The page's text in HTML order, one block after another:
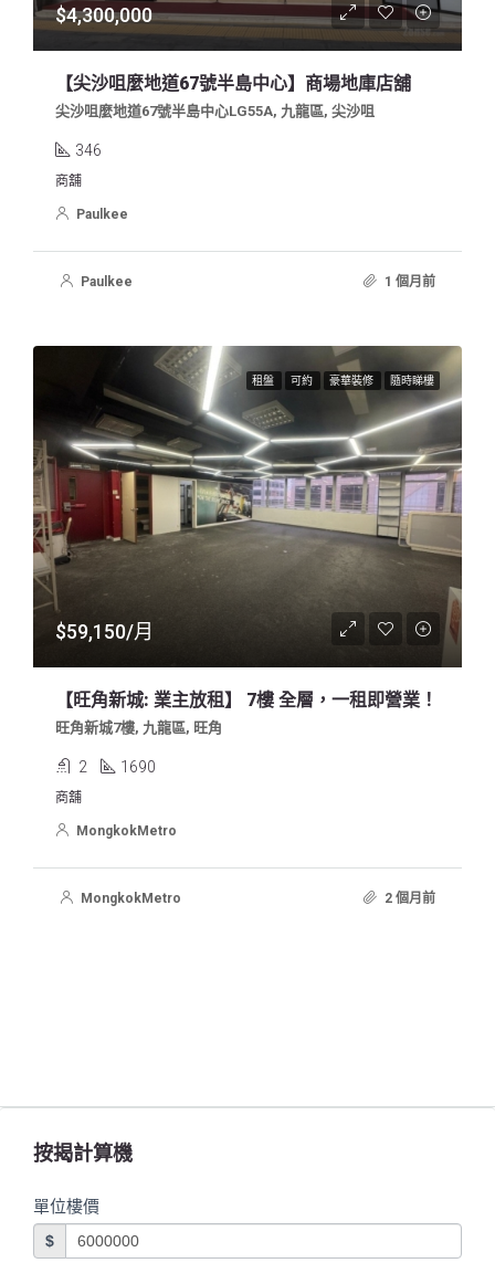
$4,300,000
【尖沙咀麼地道67號半島中心】商場地庫店舖
尖沙咀麼地道67號半島中心LG55A, 九龍區, 尖沙咀
346
商舖
Paulkee
Paulkee 1 個月前
租盤 可約 豪華裝修 隨時睇樓
$59,150/月
【旺角新城: 業主放租】 7樓 全層，一租即營業！
旺角新城7樓, 九龍區, 旺角
2 1690
商舖
MongkokMetro
MongkokMetro 2 個月前
按揭計算機
單位樓價
$